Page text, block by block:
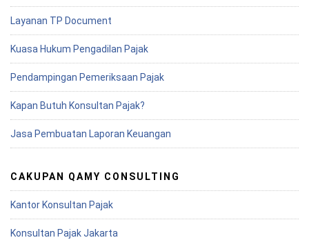
Layanan TP Document
Kuasa Hukum Pengadilan Pajak
Pendampingan Pemeriksaan Pajak
Kapan Butuh Konsultan Pajak?
Jasa Pembuatan Laporan Keuangan
CAKUPAN QAMY CONSULTING
Kantor Konsultan Pajak
Konsultan Pajak Jakarta